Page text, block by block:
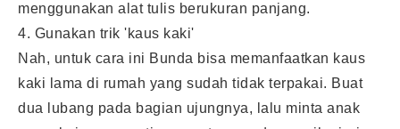
menggunakan alat tulis berukuran panjang.
4. Gunakan trik 'kaus kaki'
Nah, untuk cara ini Bunda bisa memanfaatkan kaus
kaki lama di rumah yang sudah tidak terpakai. Buat
dua lubang pada bagian ujungnya, lalu minta anak